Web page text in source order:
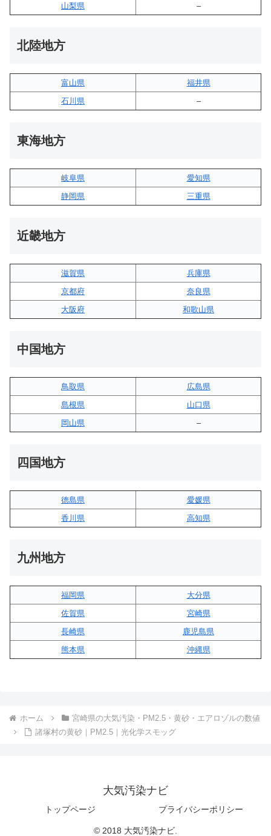
山梨県
–
北陸地方
富山県
福井県
石川県
–
東海地方
岐阜県
愛知県
静岡県
三重県
近畿地方
滋賀県
兵庫県
京都府
奈良県
大阪府
和歌山県
中国地方
鳥取県
広島県
島根県
山口県
岡山県
–
四国地方
徳島県
愛媛県
香川県
高知県
九州地方
福岡県
大分県
佐賀県
宮崎県
長崎県
鹿児島県
熊本県
沖縄県
ホーム
宮崎県の大気汚染・PM2.5・黄砂・エアロゾルの数値
諸塚村の黄砂｜PM2.5｜光化学スモッグ
大気汚染ナビ
トップページ プライバシーポリシー
© 2018 大気汚染ナビ.